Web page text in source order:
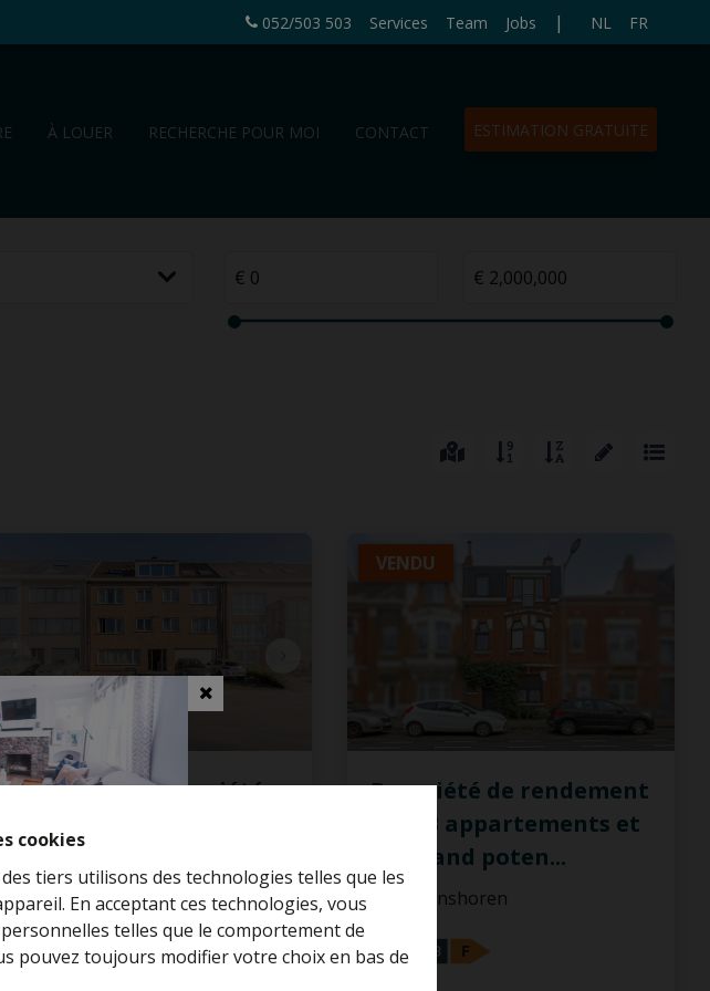
cookies
tiers utilisons des technologies telles que les
En acceptant ces technologies, vous
telles que le comportement de
pouvez toujours modifier votre choix en bas de
052/503 503 Services Team Jobs | NL FR
À LOUER RECHERCHE POUR MOI CONTACT ESTIMATION GRATUITE
Retour de la propriété
Singel 70, 1853 Grimbergen
€ 1.075.000
VENDU
Propriété de rendement
avec 3 appartements et
un grand poten...
1083 Ganshoren
de votre